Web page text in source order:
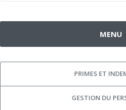
MENU
PRIMES ET
GESTION DU